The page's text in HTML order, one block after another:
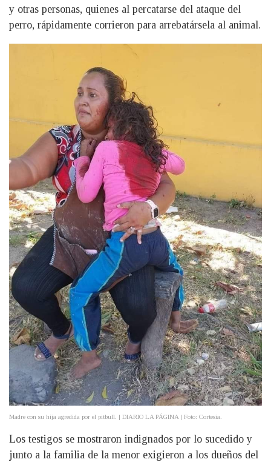
y otras personas, quienes al percatarse del ataque del
perro, rápidamente corrieron para arrebatársela al animal.
Madre con su hija agredida por el pitbull. | DIARIO LA PÁGINA | Foto: Cortesía.
Los testigos se mostraron indignados por lo sucedido y
junto a la familia de la menor exigieron a los dueños del